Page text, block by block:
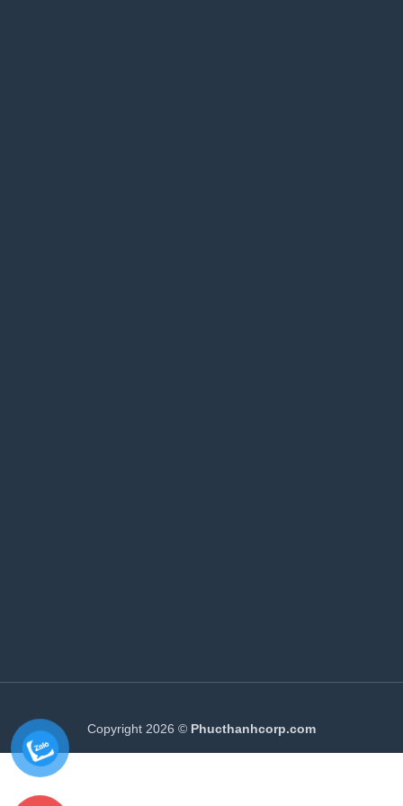
Copyright 2026 © Phucthanhcorp.com